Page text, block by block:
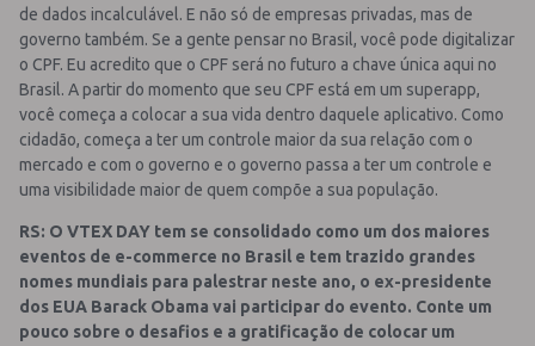
de dados incalculável. E não só de empresas privadas, mas de
governo também. Se a gente pensar no Brasil, você pode digitalizar
o CPF. Eu acredito que o CPF será no futuro a chave única aqui no
Brasil. A partir do momento que seu CPF está em um superapp,
você começa a colocar a sua vida dentro daquele aplicativo. Como
cidadão, começa a ter um controle maior da sua relação com o
mercado e com o governo e o governo passa a ter um controle e
uma visibilidade maior de quem compõe a sua população.
RS: O VTEX DAY tem se consolidado como um dos maiores
eventos de e-commerce no Brasil e tem trazido grandes
nomes mundiais para palestrar neste ano, o ex-presidente
dos EUA Barack Obama vai participar do evento. Conte um
pouco sobre o desafios e a gratificação de colocar um